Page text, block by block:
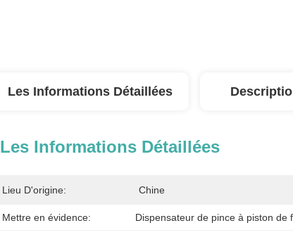
Les Informations Détaillées
Les Informations Détaillées
Lieu D'origine: Chine
Mettre en évidence: Dispensateur de pince à piston de